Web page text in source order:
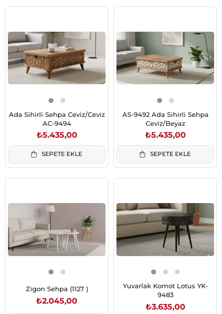
Ada Sihirli Sehpa Ceviz/Ceviz
AC-9494
₺5.435,00
SEPETE EKLE
AS-9492 Ada Sihirli Sehpa
Ceviz/Beyaz
₺5.435,00
SEPETE EKLE
Zigon Sehpa (1127 )
₺2.045,00
Yuvarlak Komot Lotus YK-
9483
₺3.635,00